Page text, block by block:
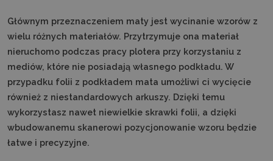
Głównym przeznaczeniem maty jest wycinanie wzorów z
wielu różnych materiałów. Przytrzymuje ona materiał
nieruchomo podczas pracy plotera przy korzystaniu z
mediów, które nie posiadają własnego podkładu. W
przypadku folii z podkładem mata umożliwi ci wycięcie
również z niestandardowych arkuszy. Dzięki temu
wykorzystasz nawet niewielkie skrawki folii, a dzięki
wbudowanemu skanerowi pozycjonowanie wzoru będzie
łatwe i precyzyjne.